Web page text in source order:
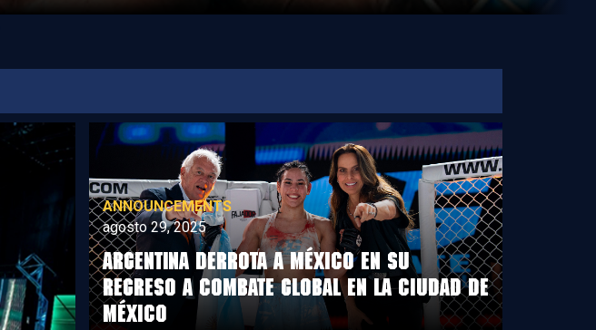
ANNOUNCEMENTS
agosto 29, 2025
ARGENTINA DERROTA A MÉXICO EN SU
REGRESO A COMBATE GLOBAL EN LA CIUDAD DE
MÉXICO